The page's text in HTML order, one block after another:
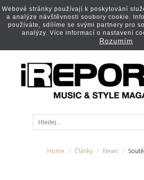
Home Články News
Webové stránky používají k poskytování
a analýze návštěvnosti soubory cookie.
používáte, sdílíme se svými partnery pro
analýzy. Více informací o nastavení
Rozumím